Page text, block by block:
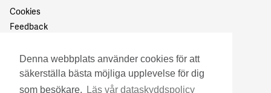
Denna webbplats använder cookies för att
säkerställa bästa möjliga upplevelse för dig
som besökare.
Läs vår dataskyddspolicy
Cookies
Feedback